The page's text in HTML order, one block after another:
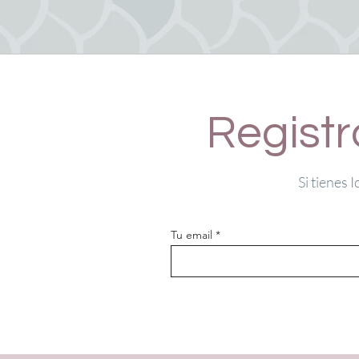
Si tienes
Tu email